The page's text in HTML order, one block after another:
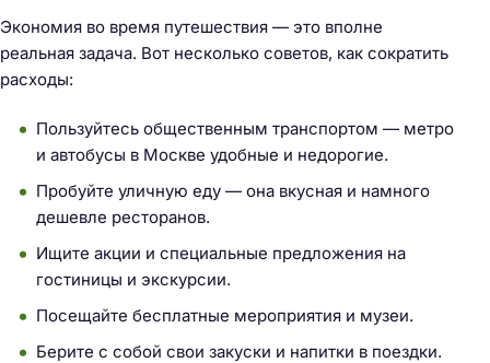
Экономия во время путешествия — это вполне
реальная задача. Вот несколько советов, как сократить
расходы:
Пользуйтесь общественным транспортом — метро
и автобусы в Москве удобные и недорогие.
Пробуйте уличную еду — она вкусная и намного
дешевле ресторанов.
Ищите акции и специальные предложения на
гостиницы и экскурсии.
Посещайте бесплатные мероприятия и музеи.
Берите с собой свои закуски и напитки в поездки.